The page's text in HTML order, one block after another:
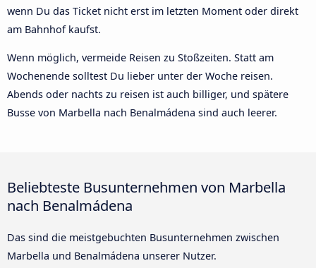
wenn Du das Ticket nicht erst im letzten Moment oder direkt
am Bahnhof kaufst.
Wenn möglich, vermeide Reisen zu Stoßzeiten. Statt am
Wochenende solltest Du lieber unter der Woche reisen.
Abends oder nachts zu reisen ist auch billiger, und spätere
Busse von Marbella nach Benalmádena sind auch leerer.
Beliebteste Busunternehmen von Marbella
nach Benalmádena
Das sind die meistgebuchten Busunternehmen zwischen
Marbella und Benalmádena unserer Nutzer.